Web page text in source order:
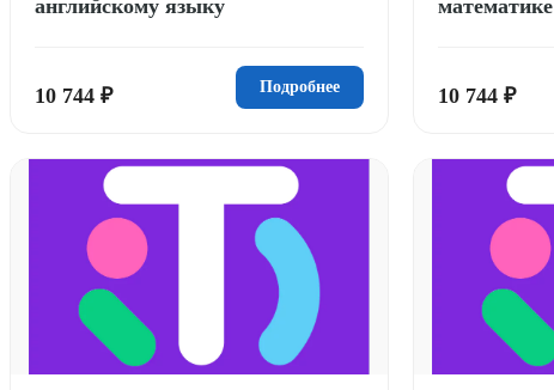
английскому языку
10 744 ₽ Подробнее
математике
10 744 ₽